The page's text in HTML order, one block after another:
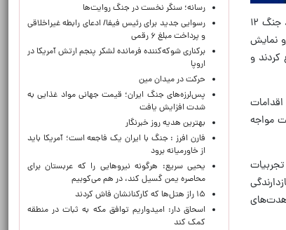
به گزارش ایسنا، سردار سرتیپ پاسدار رضا طلایی‌نیک سخنگوی وزارت دفاع و پشتیبانی نیروهای مسلح در مراسم گرامیداشت سالگرد جنگ ۱۲
دشمن و نمایش
کردند و
تحریم‌ها و اقدامات
مواجه
از تجربیات
رسانه؛ سنگر نخست در جنگ روایت‌ها
رسوایی جدید برای رئیس فیفا/ ادعای رابطه غیراخلاقی
و پرداخت مبلغ ۶ رقمی
برکناری شوکه‌کننده فرمانده لشکر پنجم ارتش آمریکا در
اروپا
حركت در ميدان مين
پس‌لرزه‌های جنگ ایران؛ قیمت جهانی مواد غذایی به
شدت افزایش یافت
بهترین هدیه روز خبرنگار
فارن افرز : جنگ با ایران یک فاجعه است؛ آمریکا باید
از خاورمیانه برود
یحیی سریع: هرگونه نیروهایی را که عربستان برای
محاصره یمن گسیل کند، در هم می‌کوبیم
۱۵ راز هتل‌ها که کارکنانشان فاش کردند
اسحاق دار: امیدواریم توافق مکه به ثبات در منطقه
کمک کند